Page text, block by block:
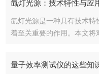
过模拟太阳光的光...
氙灯光源是一种具有技术
着至关重要的作用。本文
疗、艺术等领域提供...
量子效率测试仪的这些知